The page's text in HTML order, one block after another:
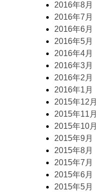
2016年8月
2016年7月
2016年6月
2016年5月
2016年4月
2016年3月
2016年2月
2016年1月
2015年12月
2015年11月
2015年10月
2015年9月
2015年8月
2015年7月
2015年6月
2015年5月